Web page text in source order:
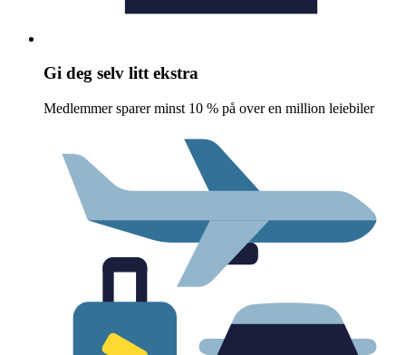
Gi deg selv litt ekstra
Medlemmer sparer minst 10 % på over en million leiebiler